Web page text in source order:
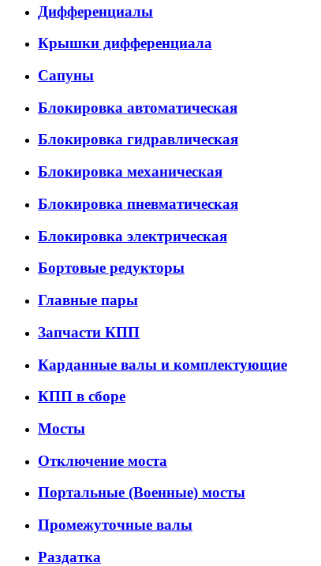
Дифференциалы
Крышки дифференциала
Сапуны
Блокировка автоматическая
Блокировка гидравлическая
Блокировка механическая
Блокировка пневматическая
Блокировка электрическая
Бортовые редукторы
Главные пары
Запчасти КПП
Карданные валы и комплектующие
КПП в сборе
Мосты
Отключение моста
Портальные (Военные) мосты
Промежуточные валы
Раздатка